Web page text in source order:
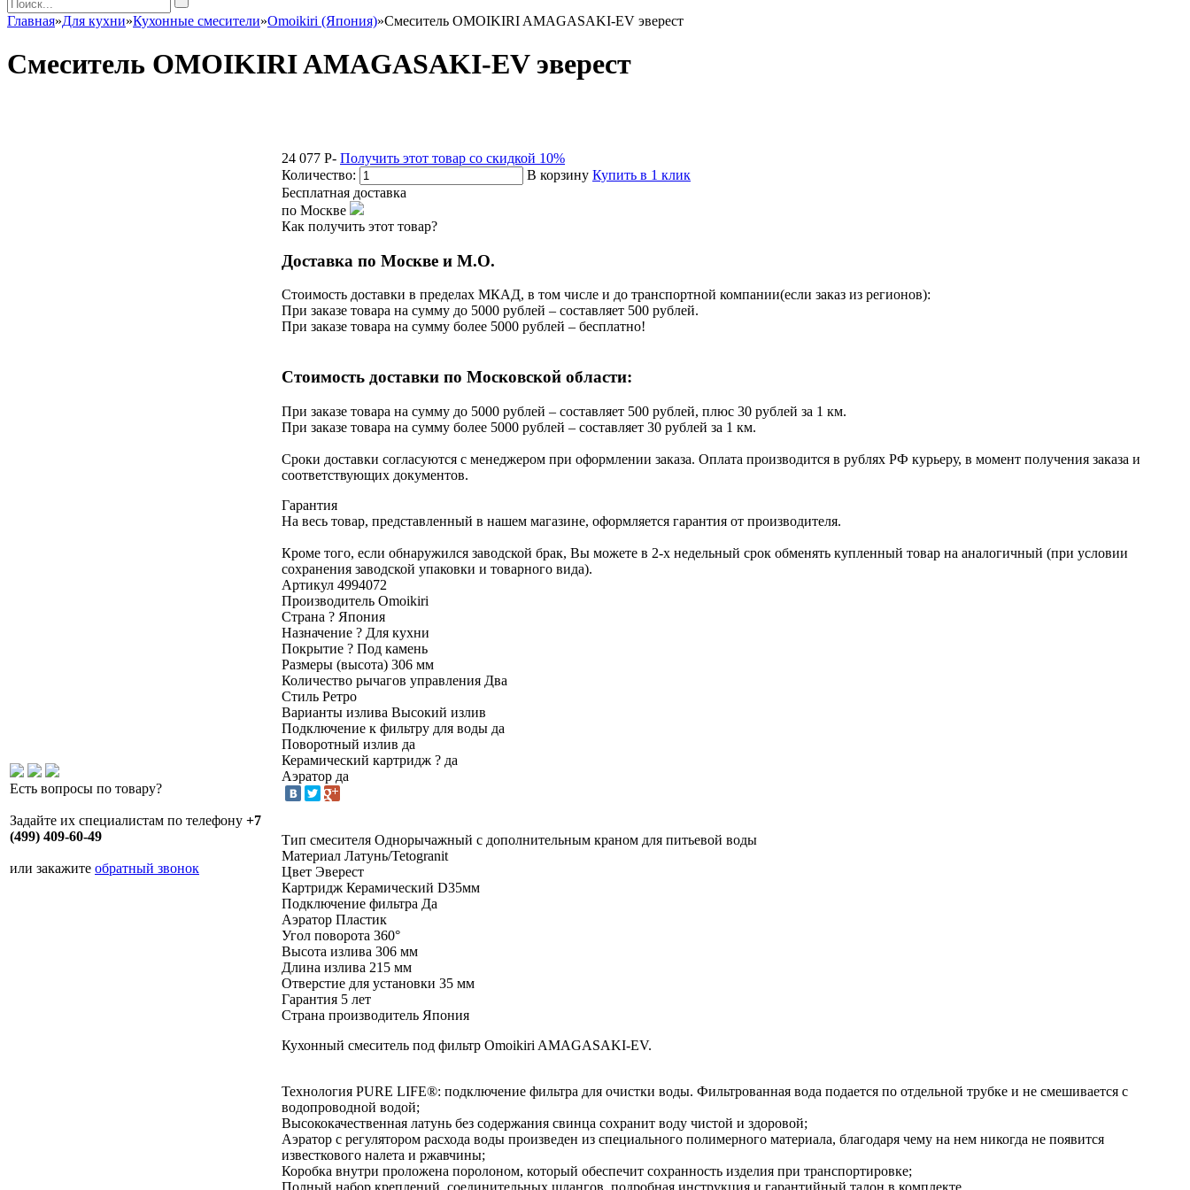
Главная»Для кухни»Кухонные смесители»Omoikiri (Япония)»Смеситель OMOIKIRI AMAGASAKI-EV эверест
Смеситель OMOIKIRI AMAGASAKI-EV эверест
Есть вопросы по товару?
Задайте их специалистам по телефону +7
(499) 409-60-49
или закажите обратный звонок
24 077 P- Получить этот товар со скидкой 10%
Количество:
В корзину Купить в 1 клик
Бесплатная доставка
по Москве
Как получить этот товар?
Доставка по Москве и М.О.
Стоимость доставки в пределах МКАД, в том числе и до транспортной компании(если заказ из регионов):
При заказе товара на сумму до 5000 рублей – составляет 500 рублей.
При заказе товара на сумму более 5000 рублей – бесплатно!
Стоимость доставки по Московской области:
При заказе товара на сумму до 5000 рублей – составляет 500 рублей, плюс 30 рублей за 1 км.
При заказе товара на сумму более 5000 рублей – составляет 30 рублей за 1 км.
Сроки доставки согласуются с менеджером при оформлении заказа. Оплата производится в рублях РФ курьеру, в момент получения заказа и
соответствующих документов.
Гарантия
На весь товар, представленный в нашем магазине, оформляется гарантия от производителя.
Кроме того, если обнаружился заводской брак, Вы можете в 2-х недельный срок обменять купленный товар на аналогичный (при условии
сохранения заводской упаковки и товарного вида).
Артикул 4994072
Производитель Omoikiri
Страна ? Япония
Назначение ? Для кухни
Покрытие ? Под камень
Размеры (высота) 306 мм
Количество рычагов управления Два
Стиль Ретро
Варианты излива Высокий излив
Подключение к фильтру для воды да
Поворотный излив да
Керамический картридж ? да
Аэратор да
Тип смесителя Однорычажный с дополнительным краном для питьевой воды
Материал Латунь/Tetogranit
Цвет Эверест
Картридж Керамический D35мм
Подключение фильтра Да
Аэратор Пластик
Угол поворота 360°
Высота излива 306 мм
Длина излива 215 мм
Отверстие для установки 35 мм
Гарантия 5 лет
Страна производитель Япония
Кухонный смеситель под фильтр Omoikiri AMAGASAKI-EV.
Технология PURE LIFE®: подключение фильтра для очистки воды. Фильтрованная вода подается по отдельной трубке и не смешивается с
водопроводной водой;
Высококачественная латунь без содержания свинца сохранит воду чистой и здоровой;
Аэратор с регулятором расхода воды произведен из специального полимерного материала, благодаря чему на нем никогда не появится
известкового налета и ржавчины;
Коробка внутри проложена поролоном, который обеспечит сохранность изделия при транспортировке;
Полный набор креплений, соединительных шлангов, подробная инструкция и гарантийный талон в комплекте.